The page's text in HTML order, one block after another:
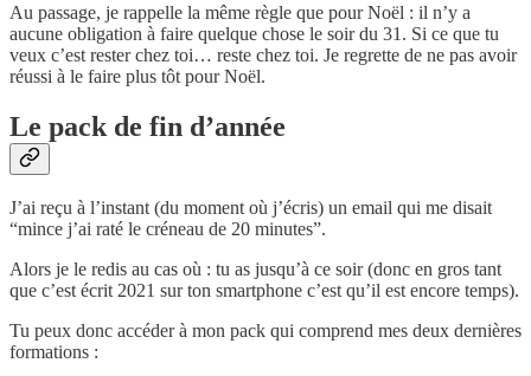
Au passage, je rappelle la même règle que pour Noël : il n’y a
aucune obligation à faire quelque chose le soir du 31. Si ce que tu
veux c’est rester chez toi… reste chez toi. Je regrette de ne pas avoir
réussi à le faire plus tôt pour Noël.
Le pack de fin d’année
J’ai reçu à l’instant (du moment où j’écris) un email qui me disait
“mince j’ai raté le créneau de 20 minutes”.
Alors je le redis au cas où : tu as jusqu’à ce soir (donc en gros tant
que c’est écrit 2021 sur ton smartphone c’est qu’il est encore temps).
Tu peux donc accéder à mon pack qui comprend mes deux dernières
formations :